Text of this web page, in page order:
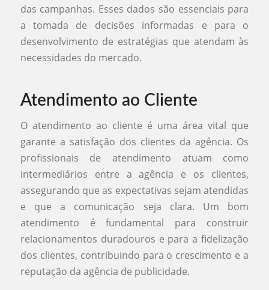
das campanhas. Esses dados são essenciais para
a tomada de decisões informadas e para o
desenvolvimento de estratégias que atendam às
necessidades do mercado.
Atendimento ao Cliente
O atendimento ao cliente é uma área vital que
garante a satisfação dos clientes da agência. Os
profissionais de atendimento atuam como
intermediários entre a agência e os clientes,
assegurando que as expectativas sejam atendidas
e que a comunicação seja clara. Um bom
atendimento é fundamental para construir
relacionamentos duradouros e para a fidelização
dos clientes, contribuindo para o crescimento e a
reputação da agência de publicidade.